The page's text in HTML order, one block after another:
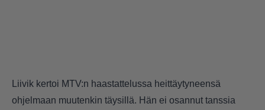
Liivik kertoi MTV:n haastattelussa heittäytyneensä
ohjelmaan muutenkin täysillä. Hän ei osannut tanssia